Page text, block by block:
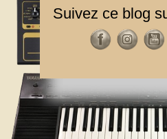
Suivez ce blog